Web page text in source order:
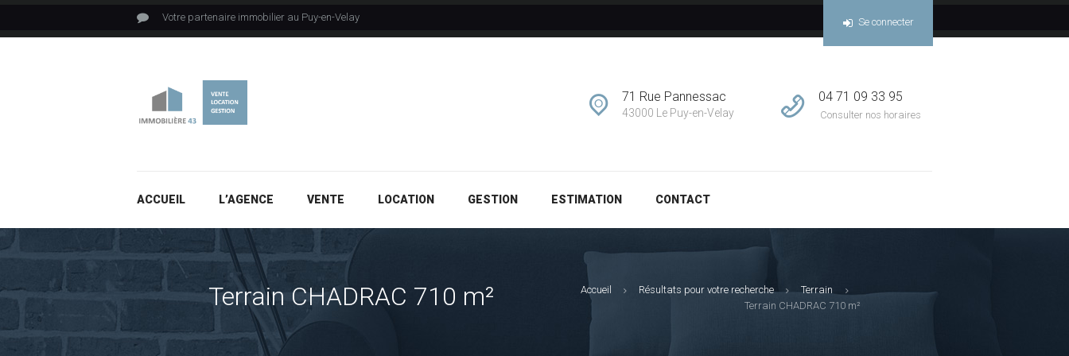
Votre partenaire immobilier au Puy-en-Velay Se connecter
71 Rue Pannessac
43000 Le Puy-en-Velay
04 71 09 33 95
Consulter nos horaires
ACCUEIL L’AGENCE VENTE LOCATION GESTION ESTIMATION CONTACT
Terrain CHADRAC 710 m² Accueil Résultats pour votre recherche
Terrain
Terrain CHADRAC 710 m²
GESTION